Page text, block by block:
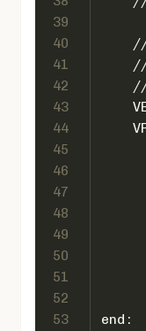
39
40
41
42
43
44
45
46
47
48
49
50
51
52
53
end: